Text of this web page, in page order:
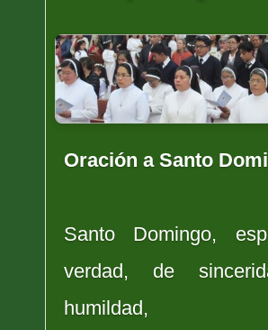
Oración a Santo
Santo Domingo,
verdad, de
humildad,